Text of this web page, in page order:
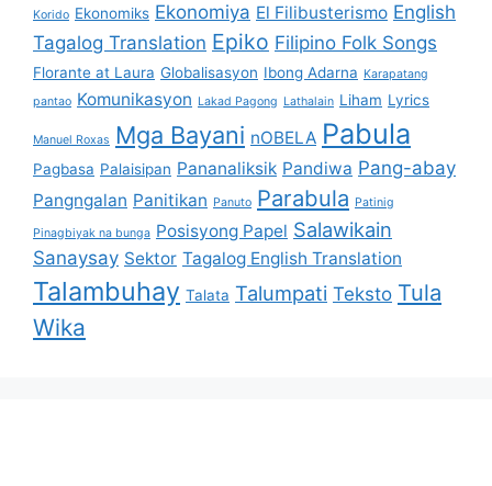
Korido Ekonomiks Ekonomiya El Filibusterismo English
Tagalog Translation Epiko Filipino Folk Songs
Florante at Laura Globalisasyon Ibong Adarna Karapatang
pantao Komunikasyon Lakad Pagong Lathalain Liham Lyrics
Manuel Roxas Mga Bayani nOBELA Pabula
Pagbasa Palaisipan Pananaliksik Pandiwa Pang-abay
Pangngalan Panitikan Panuto Parabula Patinig
Pinagbiyak na bunga Posisyong Papel Salawikain
Sanaysay Sektor Tagalog English Translation
Talambuhay Talata Talumpati Teksto Tula
Wika